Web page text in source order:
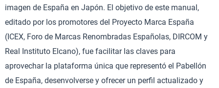
imagen de España en Japón. El objetivo de este manual,
editado por los promotores del Proyecto Marca España
(ICEX, Foro de Marcas Renombradas Españolas, DIRCOM y
Real Instituto Elcano), fue facilitar las claves para
aprovechar la plataforma única que representó el Pabellón
de España, desenvolverse y ofrecer un perfil actualizado y